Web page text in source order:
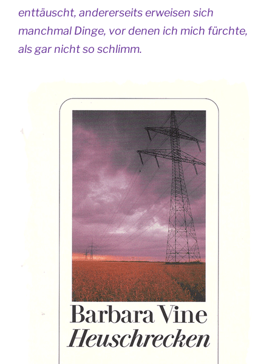
enttäuscht, andererseits erweisen sich
manchmal Dinge, vor denen ich mich fürchte,
als gar nicht so schlimm.